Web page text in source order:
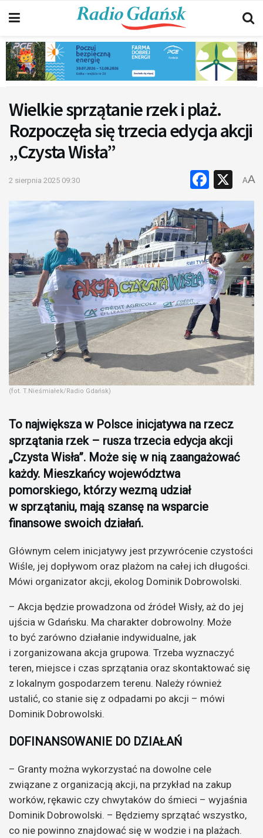
Wielkie sprzątanie rzek i plaż.
Rozpoczęła się trzecia edycja akcji
„Czysta Wisła”
2 sierpnia 2025 09:30 X
AA
(fot. T.Nieśmiałek/Radio Gdańsk)
To największa w Polsce inicjatywa na rzecz
sprzątania rzek – rusza trzecia edycja akcji
„Czysta Wisła”. Może się w nią zaangażować
każdy. Mieszkańcy województwa
pomorskiego, którzy wezmą udział
w sprzątaniu, mają szansę na wsparcie
finansowe swoich działań.
Głównym celem inicjatywy jest przywrócenie czystości
Wiśle, jej dopływom oraz plażom na całej ich długości.
Mówi organizator akcji, ekolog Dominik Dobrowolski.
– Akcja będzie prowadzona od źródeł Wisły, aż do jej
ujścia w Gdańsku. Ma charakter dobrowolny. Może
to być zarówno działanie indywidualne, jak
i zorganizowana akcja grupowa. Trzeba wyznaczyć
teren, miejsce i czas sprzątania oraz skontaktować się
z lokalnym gospodarzem terenu. Należy również
ustalić, co stanie się z odpadami po akcji – mówi
Dominik Dobrowolski.
DOFINANSOWANIE DO DZIAŁAŃ
– Granty można wykorzystać na dowolne cele
związane z organizacją akcji, na przykład na zakup
worków, rękawic czy chwytaków do śmieci – wyjaśnia
Dominik Dobrowolski. – Będziemy sprzątać wszystko,
co nie powinno znajdować się w wodzie i na plażach.